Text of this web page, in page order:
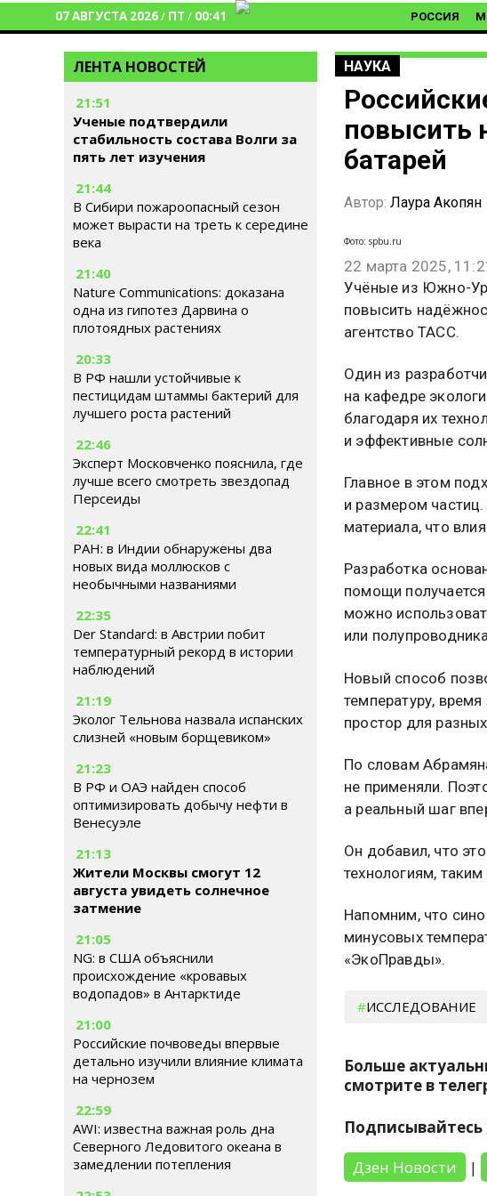
07 АВГУСТА 2026/ ПТ / 00:41 РОССИЯ
ЛЕНТА НОВОСТЕЙ
21:51
Ученые подтвердили
стабильность состава Волги за
пять лет изучения
21:44
В Сибири пожароопасный сезон
может вырасти на треть к середине
века
21:40
Nature Communications: доказана
одна из гипотез Дарвина о
плотоядных растениях
20:33
В РФ нашли устойчивые к
пестицидам штаммы бактерий для
лучшего роста растений
22:46
Эксперт Московченко пояснила, где
лучше всего смотреть звездопад
Персеиды
22:41
РАН: в Индии обнаружены два
новых вида моллюсков с
необычными названиями
22:35
Der Standard: в Австрии побит
температурный рекорд в истории
наблюдений
21:19
Эколог Тельнова назвала испанских
слизней «новым борщевиком»
21:23
В РФ и ОАЭ найден способ
оптимизировать добычу нефти в
Венесуэле
21:13
Жители Москвы смогут 12
августа увидеть солнечное
затмение
21:05
NG: в США объяснили
происхождение «кровавых
водопадов» в Антарктиде
21:00
Российские почвоведы впервые
детально изучили влияние климата
на чернозем
22:59
AWI: известна важная роль дна
Северного Ледовитого океана в
замедлении потепления
НАУКА
повысить
батарей
Автор: Лаура Акопян
Фото: spbu.ru
22 марта 2025,
Учёные из Южно-
повысить
агентство ТАСС.
Один из
на кафедре
благодаря их
и эффективные
Главное в этом
и размером
материала, что
Разработка
помощи
можно
или
Новый способ
температуру,
простор для
По словам
не применяли.
а реальный шаг
Он добавил, что
технологиям,
Напомним, что
минусовых
«ЭкоПравды».
ИССЛЕДОВАНИЕ
Больше
смотрите в
Дзен Новости
|